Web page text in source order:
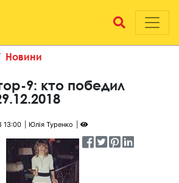
Новини
9: кто победил
13:00 Юлія Туренко